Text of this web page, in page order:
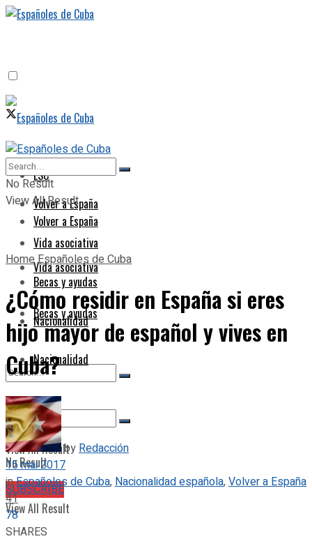
ESC
Volver a España
Vida asociativa
Becas y ayudas
Nacionalidad
No Result
View All Result
SUBSCRIBE
ESC
Volver a España
Vida asociativa
Becas y ayudas
Nacionalidad
No Result
View All Result
No Result
View All Result
HomeEspañoles de Cuba
¿Cómo residir en España si eres
hijo mayor de español y vives en
Cuba?
byRedacción
15 mai 2017
inEspañoles de Cuba,Nacionalidad española,Volver a España
41
78
SHARES